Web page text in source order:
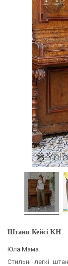
Штани Кейсі KH
Юла Мама
Стильні легкі